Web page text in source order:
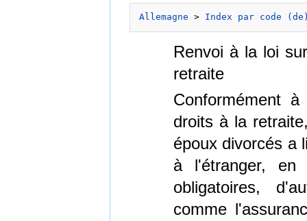
Allemagne > Index par code
Renvoi à la loi
retraite
Conformément
droits à la
époux divorcés a
à l'étranger, en
obligatoires,
comme